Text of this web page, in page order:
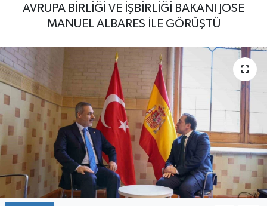
AVRUPA BİRLİĞİ VE İŞBİRLİĞİ BAKANI JOSE
MANUEL ALBARES İLE GÖRÜŞTÜ